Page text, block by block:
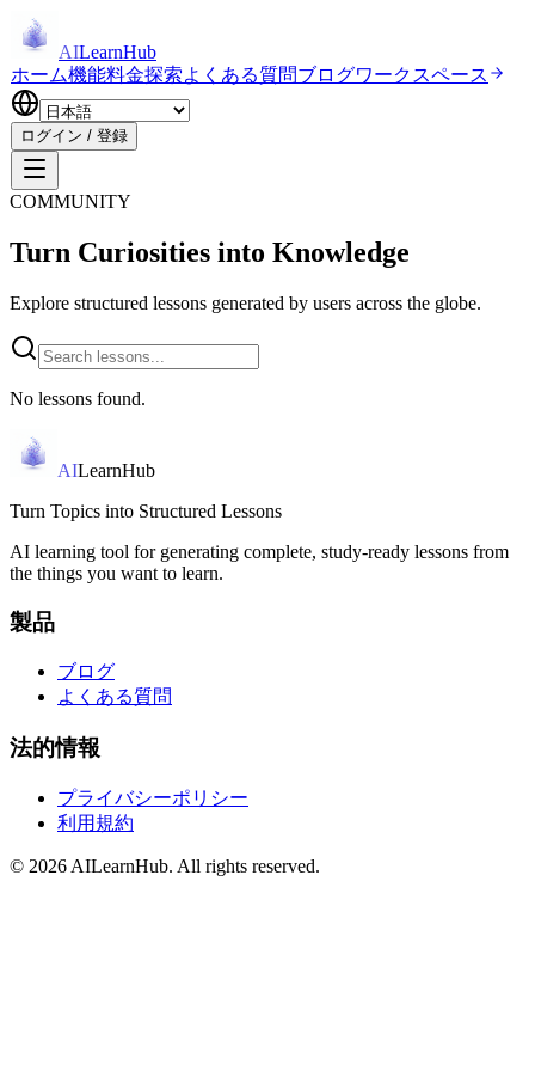
AILearnHub
ホーム機能料金探索よくある質問ブログワークスペース
ログイン / 登録
COMMUNITY
Turn Curiosities into Knowledge
Explore structured lessons generated by users across the globe.
No lessons found.
AILearnHub
Turn Topics into Structured Lessons
AI learning tool for generating complete, study-ready lessons from
the things you want to learn.
製品
ブログ
よくある質問
法的情報
プライバシーポリシー
利用規約
© 2026 AILearnHub. All rights reserved.